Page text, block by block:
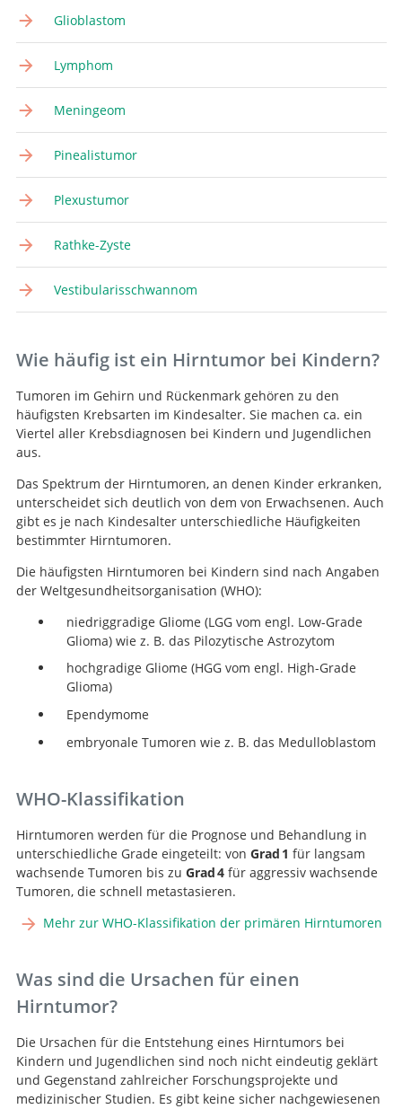
Glioblastom
Lymphom
Meningeom
Pinealistumor
Plexustumor
Rathke-Zyste
Vestibularisschwannom
Wie häufig ist ein Hirntumor bei Kindern?
Tumoren im Gehirn und Rückenmark gehören zu den
häufigsten Krebsarten im Kindesalter. Sie machen ca. ein
Viertel aller Krebsdiagnosen bei Kindern und Jugendlichen
aus.
Das Spektrum der Hirntumoren, an denen Kinder erkranken,
unterscheidet sich deutlich von dem von Erwachsenen. Auch
gibt es je nach Kindesalter unterschiedliche Häufigkeiten
bestimmter Hirntumoren.
Die häufigsten Hirntumoren bei Kindern sind nach Angaben
der Weltgesundheitsorganisation (WHO):
niedriggradige Gliome (LGG vom engl. Low-Grade
Glioma) wie z. B. das Pilozytische Astrozytom
hochgradige Gliome (HGG vom engl. High-Grade
Glioma)
Ependymome
embryonale Tumoren wie z. B. das Medulloblastom
WHO-Klassifikation
Hirntumoren werden für die Prognose und Behandlung in
unterschiedliche Grade eingeteilt: von Grad 1 für langsam
wachsende Tumoren bis zu Grad 4für aggressiv wachsende
Tumoren, die schnell metastasieren.
Mehr zur WHO-Klassifikation der primären Hirntumoren
Was sind die Ursachen für einen
Hirntumor?
Die Ursachen für die Entstehung eines Hirntumors bei
Kindern und Jugendlichen sind noch nicht eindeutig geklärt
und Gegenstand zahlreicher Forschungsprojekte und
medizinischer Studien. Es gibt keine sicher nachgewiesenen